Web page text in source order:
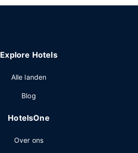
Explore Hotels
Alle landen
Blog
HotelsOne
Over ons